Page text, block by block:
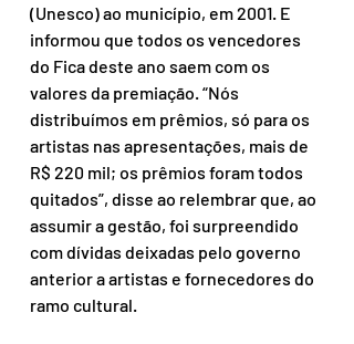
(Unesco) ao município, em 2001. E
informou que todos os vencedores
do Fica deste ano saem com os
valores da premiação. “Nós
distribuímos em prêmios, só para os
artistas nas apresentações, mais de
R$ 220 mil; os prêmios foram todos
quitados”, disse ao relembrar que, ao
assumir a gestão, foi surpreendido
com dívidas deixadas pelo governo
anterior a artistas e fornecedores do
ramo cultural.